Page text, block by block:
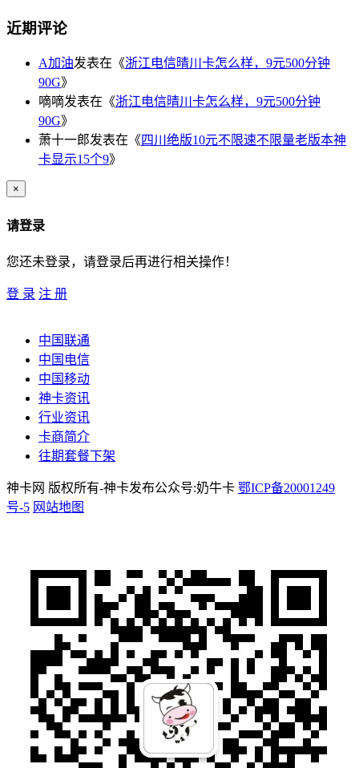
近期评论
A加油发表在《浙江电信晴川卡怎么样，9元500分钟
90G》
嘀嘀发表在《浙江电信晴川卡怎么样，9元500分钟
90G》
萧十一郎发表在《四川绝版10元不限速不限量老版本神
卡显示15个9》
×
请登录
您还未登录，请登录后再进行相关操作！
登 录 注 册
中国联通
中国电信
中国移动
神卡资讯
行业资讯
卡商简介
往期套餐下架
神卡网 版权所有-神卡发布公众号:奶牛卡 鄂ICP备20001249
号-5 网站地图